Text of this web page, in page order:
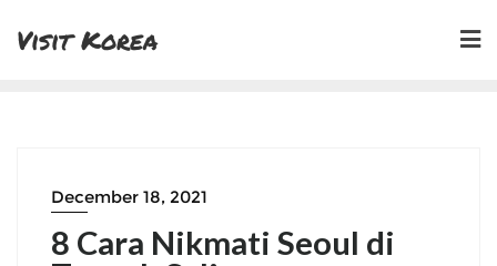
Visit Korea
December 18, 2021
8 Cara Nikmati Seoul di